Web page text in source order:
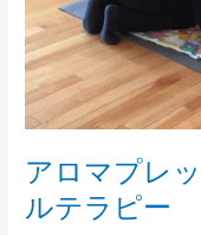
アロマプレ
ルテラピー
ー
の
中
の
フ
ジ
カ
ル